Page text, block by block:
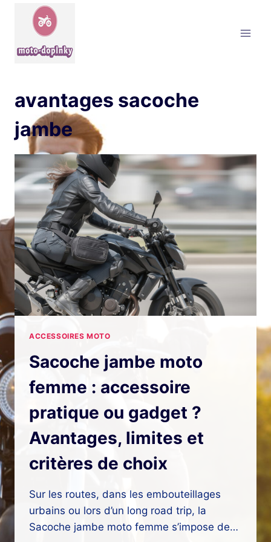
avantages sacoche
jambe
ACCESSOIRES MOTO
Sacoche jambe moto
femme : accessoire
pratique ou gadget ?
Avantages, limites et
critères de choix
Sur les routes, dans les embouteillages
urbains ou lors d’un long road trip, la
Sacoche jambe moto femme s’impose de…